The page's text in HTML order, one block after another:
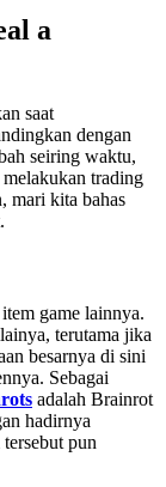
a
saat
dengan
seiring waktu,
trading
mari kita bahas
game lainnya.
terutama jika
besarnya di sini
Sebagai
adalah Brainrot
hadirnya
pun